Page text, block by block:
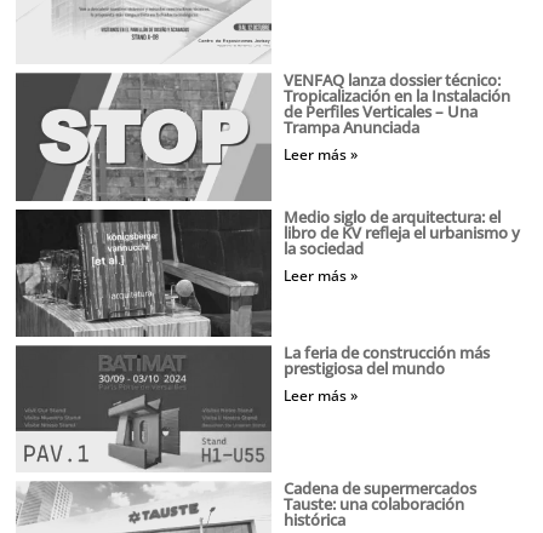
VENFAQ lanza dossier técnico:
Tropicalización en la Instalación
de Perfiles Verticales – Una
Trampa Anunciada
Leer más »
Medio siglo de arquitectura: el
libro de KV refleja el urbanismo y
la sociedad
Leer más »
La feria de construcción más
prestigiosa del mundo
Leer más »
Cadena de supermercados
Tauste: una colaboración
histórica